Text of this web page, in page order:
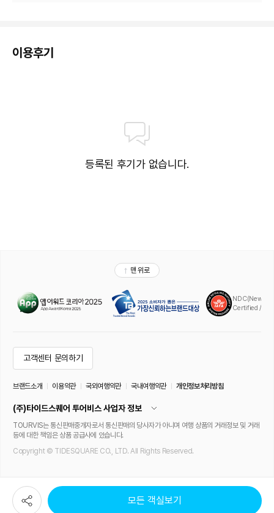
모든 객실보기
이용후기
등록된 후기가 없습니다.